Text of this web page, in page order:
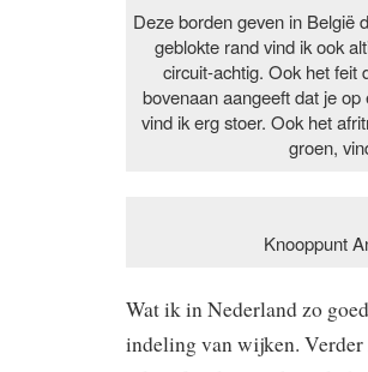
Deze borden geven in België
geblokte rand vind ik ook
circuit-achtig. Ook het feit
bovenaan aangeeft dat je
vind ik erg stoer. Ook het
groen,
Knooppunt
Wat ik in Nederland zo
indeling van wijken.